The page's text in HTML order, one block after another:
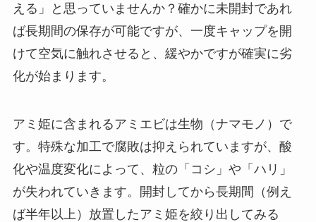
える」と思っていませんか？確かに未開封であれ
ば長期間の保存が可能ですが、一度キャップを開
けて空気に触れさせると、緩やかですが確実に劣
化が始まります。
アミ姫に含まれるアミエビは生物（ナマモノ）で
す。特殊な加工で腐敗は抑えられていますが、酸
化や温度変化によって、粒の「コシ」や「ハリ」
が失われていきます。開封してから長期間（例え
ば半年以上）放置したアミ姫を絞り出してみる